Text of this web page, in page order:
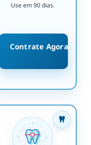
Use em 90 dias.
Contrate Agora